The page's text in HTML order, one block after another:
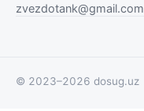
zvezdotank@gmail.com
© 2023–2026 dosug.uz